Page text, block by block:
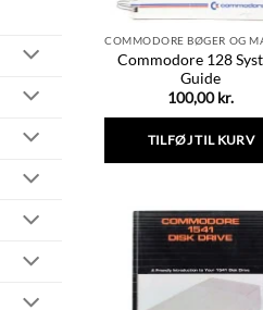
Commodore 128
Guide
100,00kr.
TILFØJ TIL KURV